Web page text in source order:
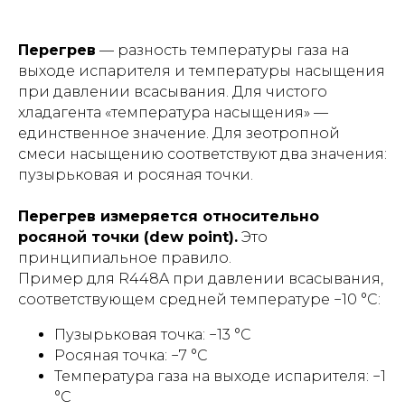
Перегрев — разность температуры газа на
выходе испарителя и температуры насыщения
при давлении всасывания. Для чистого
хладагента «температура насыщения» —
единственное значение. Для зеотропной
смеси насыщению соответствуют два значения:
пузырьковая и росяная точки.
Перегрев измеряется относительно
росяной точки (dew point). Это
принципиальное правило.
Пример для R448A при давлении всасывания,
соответствующем средней температуре −10 °C:
Пузырьковая точка: −13 °C
Росяная точка: −7 °C
Температура газа на выходе испарителя: −1
°C